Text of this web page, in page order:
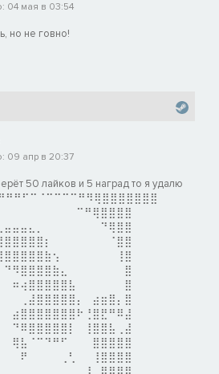
04 мая в 03:54
но не гoвно!
09 апр в 20:37
50 лайков и 5 наград то я удалю